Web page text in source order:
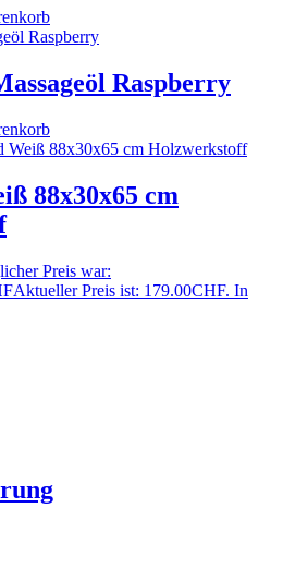
Raspberry
88x30x65 cm
Preis war:
Aktueller Preis ist: 179.00CHF. In